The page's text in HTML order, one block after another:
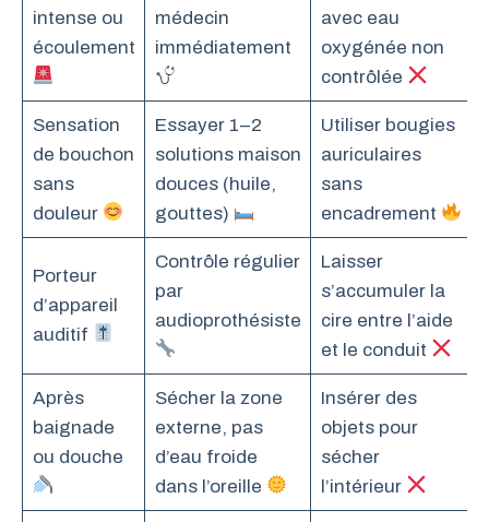
intense ou
écoulement
médecin
immédiatement
avec eau
oxygénée non
contrôlée
Sensation
de bouchon
sans
douleur
Essayer 1–2
solutions maison
douces (huile,
gouttes)
Utiliser bougies
auriculaires
sans
encadrement
Porteur
d’appareil
auditif
Contrôle régulier
par
audioprothésiste
Laisser
s’accumuler la
cire entre l’aide
et le conduit
Après
baignade
ou douche
Sécher la zone
externe, pas
d’eau froide
dans l’oreille
Insérer des
objets pour
sécher
l’intérieur